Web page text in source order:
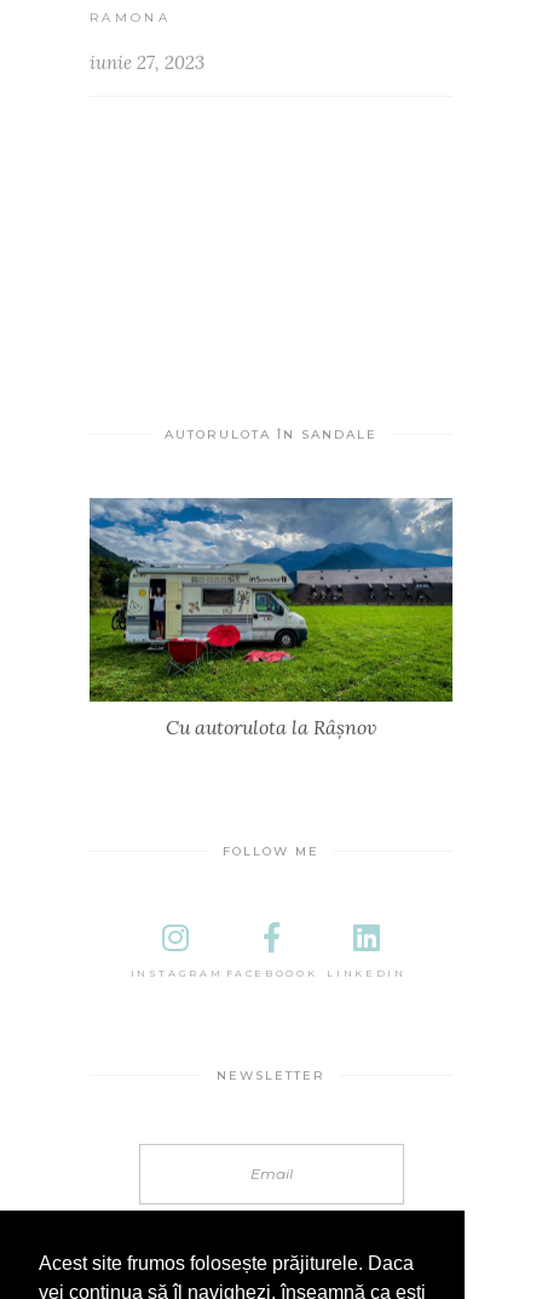
RAMONA
iunie 27, 2023
AUTORULOTA ÎN SANDALE
Cu autorulota la Râșnov
FOLLOW ME
INSTAGRAM FACEBOOOK LINKEDIN
NEWSLETTER
Acest site frumos folosește prăjiturele. Daca
vei continua să îl navighezi, înseamnă ca ești